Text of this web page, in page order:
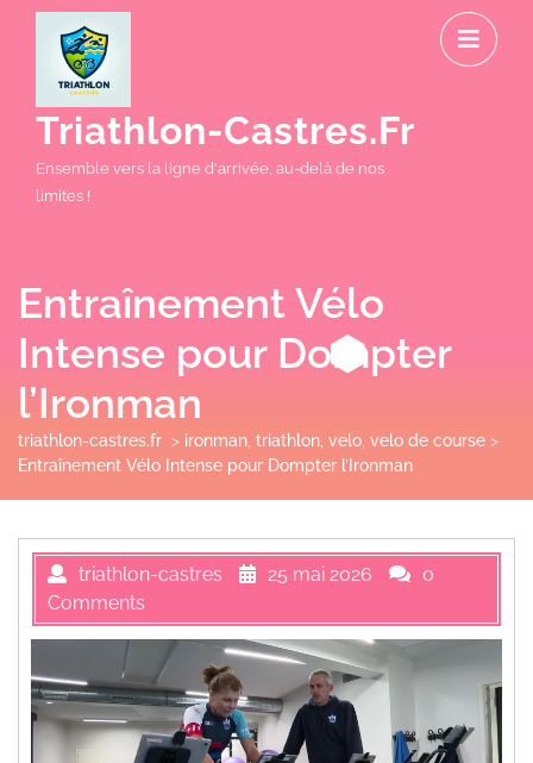
Triathlon-Castres.fr
Ensemble vers la ligne d'arrivée, au-delà de nos
limites !
Entraînement Vélo
Intense pour Dompter
l’Ironman
triathlon-castres.fr > ironman triathlon velo velo de course >
Entraînement Vélo Intense pour Dompter l’Ironman
triathlon-castres 25 mai 2026
0
Comments